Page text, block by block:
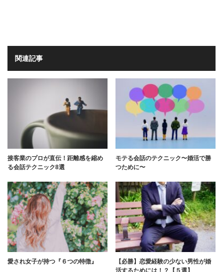
関連記事
接客業のプロが直伝！距離感を縮め
る会話テクニック8選
モテる会話のテクニック〜婚活で勝
つために〜
愛され女子が持つ『６つの特徴』
【必勝】恋愛経験の少ない男性が婚
活するためには！？【５選】